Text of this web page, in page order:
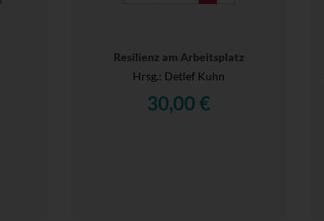
Resilienz am Arbeitsplatz
Hrsg.: Detlef Kuhn
30,00 €